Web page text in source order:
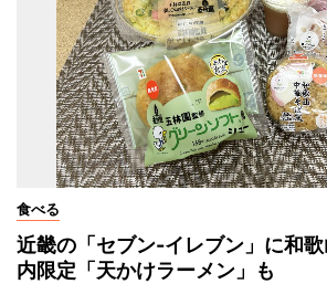
食べる
近畿の「セブン-イレブン」に和
内限定「天かけラーメン」も